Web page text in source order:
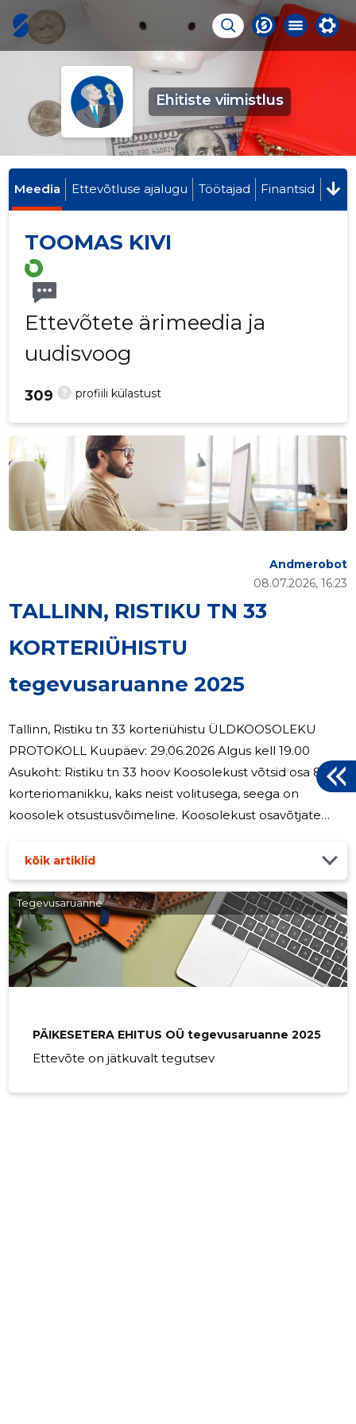
Ehitiste viimistlus
Meedia Ettevõtluse ajalugu Töötajad Finantsid
TOOMAS KIVI
Ettevõtete ärimeedia ja
uudisvoog
? profiili külastust
309
TALLINN, RISTIKU TN 33
KORTERIÜHISTU
tegevusaruanne 2025
08.07.2026, 16:23
Andmerobot
Tallinn, Ristiku tn 33 korteriühistu ÜLDKOOSOLEKU
PROTOKOLL Kuupäev: 29.06.2026 Algus kell 19.00
Asukoht: Ristiku tn 33 hoov Koosolekust võtsid osa 8
korteriomanikku, kaks neist volitusega, seega on
koosolek otsustusvõimeline. Koosolekust osavõtjate
protokollile. Koosoleku avas Janne Jakobson. Ta
tutvustas kohalolijatele koosoleku eesmärki ja tegi
ettepaneku valida koosoleku juhataja ja protokollija.
Koosoleku juhatajaks ja protokollijaks valiti Janne
Jakobson. Hääletamine otsuse kinnitamiseks: Poolt:
Karin Orgulas, Ene Kull, Marje Aste,
kõik artiklid
Tegevusaruanne
PÄIKESETERA EHITUS OÜ tegevusaruanne 2025
Ettevõte on jätkuvalt tegutsev